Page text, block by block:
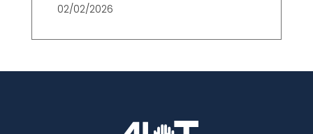
02/02/2026